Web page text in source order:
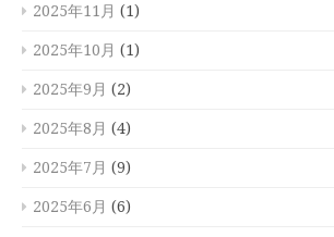
2025年11月 (1)
2025年10月 (1)
2025年9月 (2)
2025年8月 (4)
2025年7月 (9)
2025年6月 (6)